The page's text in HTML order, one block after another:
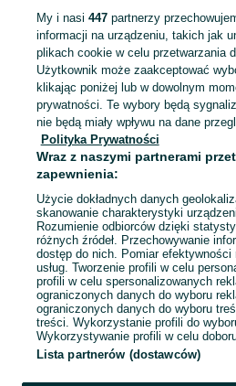
KATEGORIA
Mapa kategorii
Mapa miejscowości
Mapa ministron
Popularne wyszukiwania
My i nasi 447partnerzy
informacji na urządzeniu, takich jak
plikach cookie w celu przetwarzania
Użytkownik może zaakceptować
klikając poniżej lub w dowolnym
prywatności. Te wybory będą
nie będą miały wpływu na dane
Polityka Prywatności
Wraz z naszymi partnerami
zapewnienia:
Użycie dokładnych danych
skanowanie charakterystyki
Rozumienie odbiorców dzięki
różnych źródeł. Przechowywanie
dostęp do nich. Pomiar
usług. Tworzenie profili w celu
profili w celu spersonalizowanych
ograniczonych danych do wyboru
ograniczonych danych do wyboru
treści. Wykorzystanie profili do
Wykorzystywanie profili w celu
Lista partnerów (dostawców)